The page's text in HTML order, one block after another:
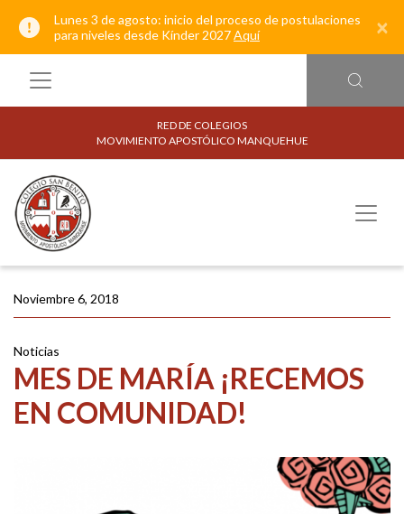
Lunes 3 de agosto: inicio del proceso de postulaciones
para niveles desde Kínder 2027Aquí ×
RED DE COLEGIOS
MOVIMIENTO APOSTÓLICO MANQUEHUE
Noviembre 6, 2018
Noticias
MES DE MARÍA ¡RECEMOS
EN COMUNIDAD!